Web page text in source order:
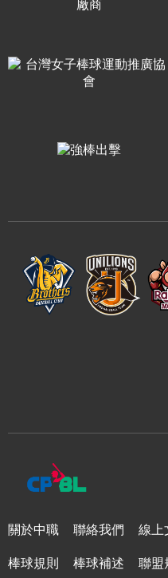
關於中職 聯絡我們 線上
棒球規則 棒球補述 聯盟